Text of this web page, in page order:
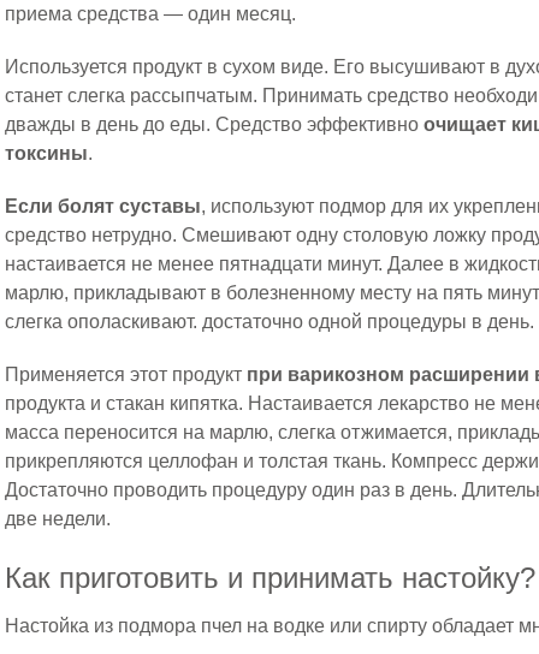
приема средства — один месяц.
Используется продукт в сухом виде. Его высушивают в
станет слегка рассыпчатым. Принимать средство
дважды в день до еды. Средство эффективноочищает
токсины.
Если болят суставы, используют подмор для их
средство нетрудно. Смешивают одну столовую ложку
настаивается не менее пятнадцати минут. Далее в
марлю, прикладывают в болезненному месту на пять
слегка ополаскивают. достаточно одной процедуры в день.
Применяется этот продукт при варикозном расширении
продукта и стакан кипятка. Настаивается лекарство не
масса переносится на марлю, слегка отжимается,
прикрепляются целлофан и толстая ткань. Компресс
Достаточно проводить процедуру один раз в день.
две недели.
Как приготовить и принимать настойку?
Настойка из подмора пчел на водке или спирту обладает